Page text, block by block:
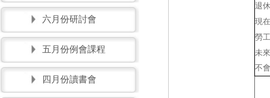
六月份研討會
五月份例會課程
四月份讀書會
退
現
勞
未
不